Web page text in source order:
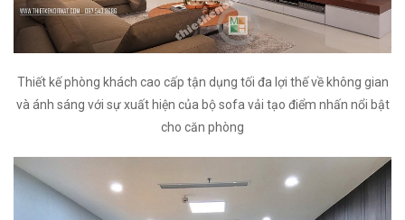
Thiết kế phòng khách cao cấp tận dụng tối đa lợi thế về không gian
và ánh sáng với sự xuất hiện của bộ sofa vải tạo điểm nhấn nổi bật
cho căn phòng